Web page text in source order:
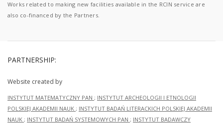
Works related to making new facilities available in the RCIN service are
also co-financed by the Partners.
PARTNERSHIP:
Website created by
INSTYTUT MATEMATYCZNY PAN ; INSTYTUT ARCHEOLOGII I ETNOLOGII
POLSKIEJ AKADEMII NAUK ; INSTYTUT BADAŃ LITERACKICH POLSKIEJ AKADEMII
NAUK ; INSTYTUT BADAŃ SYSTEMOWYCH PAN ; INSTYTUT BADAWCZY